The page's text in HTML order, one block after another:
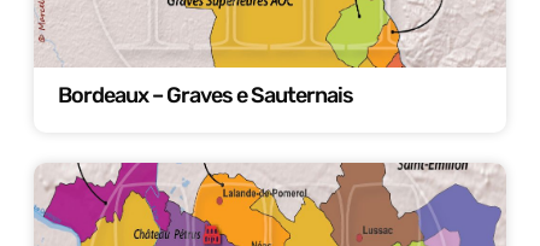
Bordeaux – Graves e Sauternais